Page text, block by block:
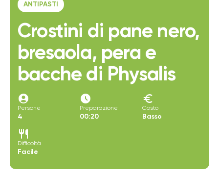
ANTIPASTI
Crostini di pane nero,
bresaola, pera e
bacche di Physalis
account_circle
Persone
4
access_time_filled
Preparazione
00:20
euro
Costo
Basso
restaurant
Difficoltà
Facile